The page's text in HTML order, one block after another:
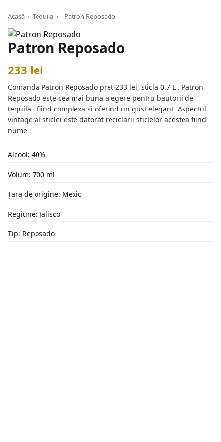
Acasă › Tequila › Patron Reposado
Patron Reposado
233 lei
Comanda Patron Reposado pret 233 lei, sticla 0.7 L . Patron
Reposado este cea mai buna alegere pentru bautorii de
tequila , fiind complexa si oferind un gust elegant. Aspectul
vintage al sticlei este datorat reciclarii sticlelor acestea fiind
nume
Alcool: 40%
Volum: 700 ml
Țara de origine: Mexic
Regiune: Jalisco
Tip: Reposado